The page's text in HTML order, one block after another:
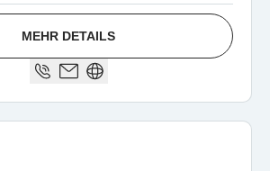
MEHR DETAILS